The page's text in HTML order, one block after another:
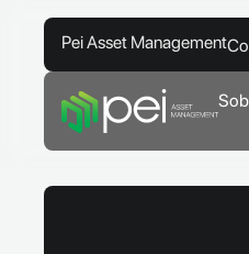
Pei Asset Management